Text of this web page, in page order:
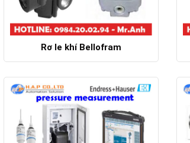
Rơ le khí Bellofram
Chi tiết